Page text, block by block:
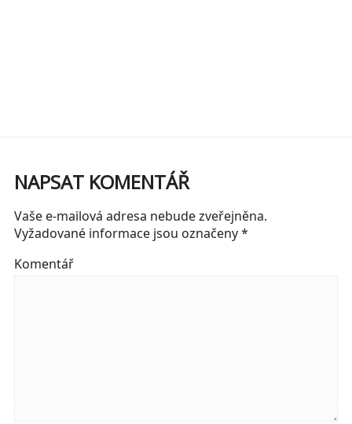
NAPSAT KOMENTÁŘ
Vaše e-mailová adresa nebude zveřejněna.
Vyžadované informace jsou označeny*
Komentář